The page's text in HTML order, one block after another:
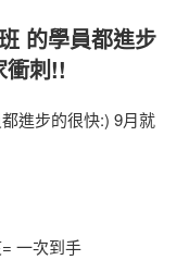
的學員都進步
衝刺!!
進步的很快:) 9月就
一次到手